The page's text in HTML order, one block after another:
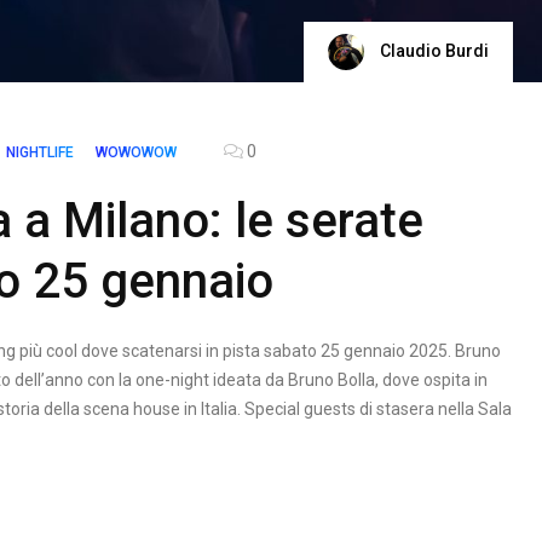
Claudio Burdi
NIGHTLIFE WOWOWOW 0
a Milano: le serate
25 gennaio
più cool dove scatenarsi in pista sabato 25 gennaio 2025. Bruno
con la one-night ideata da Bruno Bolla, dove ospita in
della scena house in Italia. Special guests di stasera nella Sala